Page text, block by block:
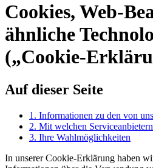
Cookies, Web-
ähnliche
(„Cookie-
Auf dieser Seite
1. Informationen zu den von
2. Mit welchen
3. Ihre Wahlmöglichkeiten
In unserer Cookie-Erklärung haben